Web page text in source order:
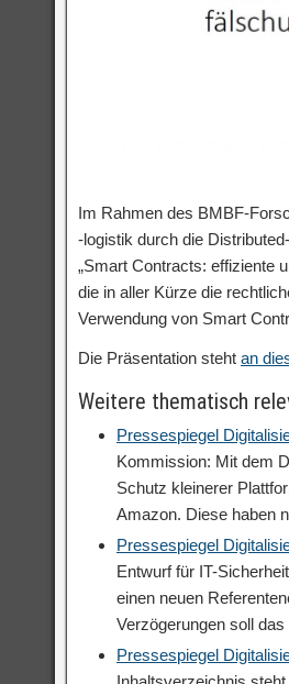
Im Rahmen des BMBF-
-logistik durch die
„Smart Contracts: effiziente
die in aller Kürze die
Verwendung von Smart
Die Präsentation steht an
Weitere thematisch
Pressespiegel
Kommission: Mit dem
Schutz kleinerer
Amazon. Diese haben
Pressespiegel
Entwurf für IT-
einen neuen
Verzögerungen soll
Pressespiegel